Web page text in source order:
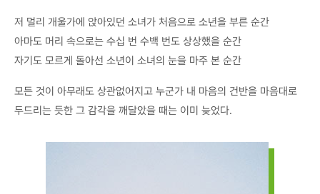
저 멀리 개울가에 앉아있던 소녀가 처음으로 소년을 부른 순간
아마도 머리 속으로는 수십 번 수백 번도 상상했을 순간
자기도 모르게 돌아선 소년이 소녀의 눈을 마주 본 순간
모든 것이 아무래도 상관없어지고 누군가 내 마음의 건반을 마음대로
두드리는 듯한 그 감각을 깨달았을 때는 이미 늦었다.